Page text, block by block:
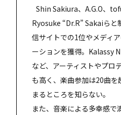
Shin Sakiura、A.G.O、
Ryosuke “Dr.R” Sakaiら
信サイトでの1位やメディ
ーションを獲得。Kalassy
など、アーティストやプロ
も高く、楽曲参加は20曲
まるところを知らない。
また、音楽による多幸感で